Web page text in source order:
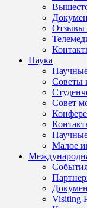
Отзывы
Наука
Советы
Совет
Малое
Visiting